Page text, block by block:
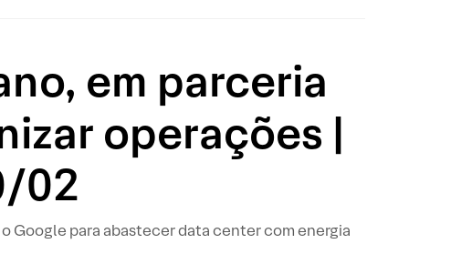
em parceria
operações |
02
Google para abastecer data center com energia